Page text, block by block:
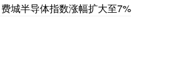
城半导体指数涨幅扩大至7%